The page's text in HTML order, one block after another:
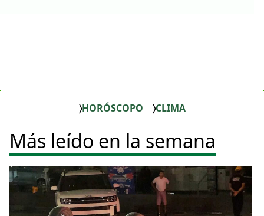
HORÓSCOPO CLIMA
Más leído en la semana